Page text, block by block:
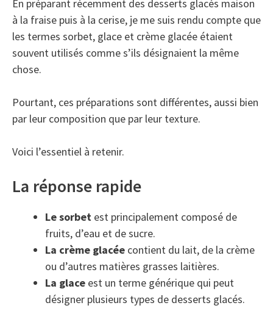
En préparant récemment des desserts glacés maison
à la fraise puis à la cerise, je me suis rendu compte que
les termes sorbet, glace et crème glacée étaient
souvent utilisés comme s’ils désignaient la même
chose.
Pourtant, ces préparations sont différentes, aussi bien
par leur composition que par leur texture.
Voici l’essentiel à retenir.
La réponse rapide
Le sorbet est principalement composé de
fruits, d’eau et de sucre.
La crème glacée contient du lait, de la crème
ou d’autres matières grasses laitières.
La glace est un terme générique qui peut
désigner plusieurs types de desserts glacés.